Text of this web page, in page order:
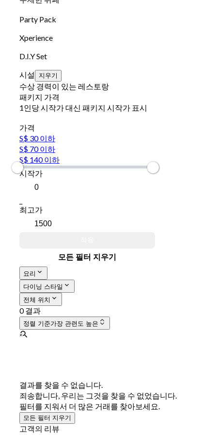
Party Pack
Xperience
D.I.Y Set
시설
지우기
수상 경력이 있는 레스토랑
패키지 가격
1인당 시작가 대신 패키지 시작가 표시
가격
S$ 30 이하
S$ 70 이하
S$ 140 이하
시작가
최고가
모든 필터 지우기
요리
다이닝 스타일
전체 위치
0 결과
정렬 기준가장 관련도 높은
결과를 찾을 수 없습니다.
죄송합니다, 우리는 그것을 찾을 수 없었습니다.
필터를 지워서 더 많은 거래를 찾아보세요.
모든 필터 지우기
고객의 리뷰